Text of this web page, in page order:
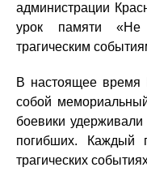
администрации
урок памяти «Не
трагическим
В настоящее время
собой
боевики
погибших. Каждый
трагических